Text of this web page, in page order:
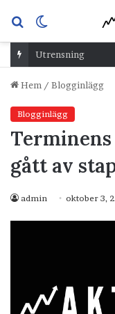
Sök
efterskin
Utrensning
Hem / Blogginlägg
Blogginlägg
gått av
admin oktober 3,